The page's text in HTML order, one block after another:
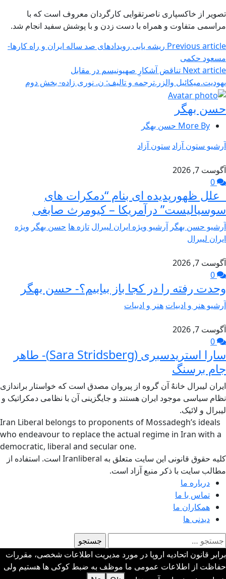
تصویر از خاکسپاری ناصرتقوایی کارگردان معروف است که با
مراسمی متفاوت و همراه با دست زدن و با پوشش سفید انجام شد.
Previous article ریشه یابی رویدادهای صد ساله ایران و راه کارها-
مسعود حکمی
Next article تناقض آشکارِ صهیونیسم در مقابل
یهودیت.میکائیل والزر.ترجمه و تالیف: ن. نوری زاده- بخش دوم
حسن بهگر
More By حسن بهگر
آرشیو ستون آزاد ستون آزاد
آگوست 7, 2026
علل ظهورپدیده ای بنام “دمکرات های
سوسیالیست” درآمریکا – کیومرث صابغی
آرشیو حسن بهگر آرشیو ویژه ایران لیبرال تازه ها حسن بهگر ویژه
ایران لیبرال
آگوست 7, 2026
وحدت رفته را در کجا باز بیابیم؟- حسن بهگر
آرشیو هنر و ادبیات هنر و ادبیات
آگوست 7, 2026
سارا استریدسبری (Sara Stridsberg)- طاهر
جام برسنگ
ایران لیبرال خانهٌ آن گروه از پیروان مصدق است که خواستار براندازی
نظام سیاسی موجود ایران هستند و جایگزینی آن با نظامی دمکراتیک و
لیبرال و لائیک.
Iran Liberal belongs to proponents of Mossadegh’s ideals
who endeavour to replace the actual regime in Iran with a
democratic, liberal and secular one.
کلیه حقوق قانونی این سایت متعلق به Iranliberal است. استفاده از
مطالب سایت با ذکر منبع آزاد است.
درباره ما
تماس با ما
همکاران ما
دیدنی ها
جستجو
برای:
برابر قانون اتحادیه اروپا در مورد مدیریت اطلاعات شخصی، مقررات
حفاظت از اطلاعات عمومی ما موظف به ضبط کوکی ها هستیم ولی